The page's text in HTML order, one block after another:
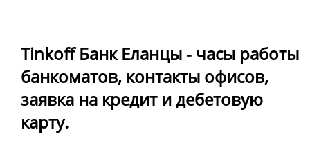
Tinkoff Банк Еланцы - часы работы
банкоматов, контакты офисов,
заявка на кредит и дебетовую
карту.